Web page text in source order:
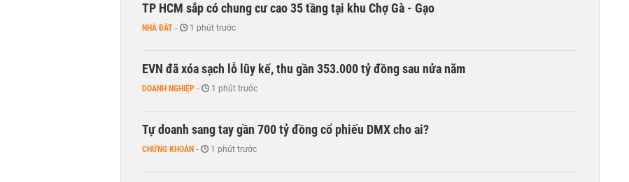
TP HCM sắp có chung cư cao 35 tầng tại khu Chợ Gà - Gạo
NHÀ ĐẤT - 1 phút trước
EVN đã xóa sạch lỗ lũy kế, thu gần 353.000 tỷ đồng sau nửa năm
DOANH NGHIỆP - 1 phút trước
Tự doanh sang tay gần 700 tỷ đồng cổ phiếu DMX cho ai?
CHỨNG KHOÁN - 1 phút trước